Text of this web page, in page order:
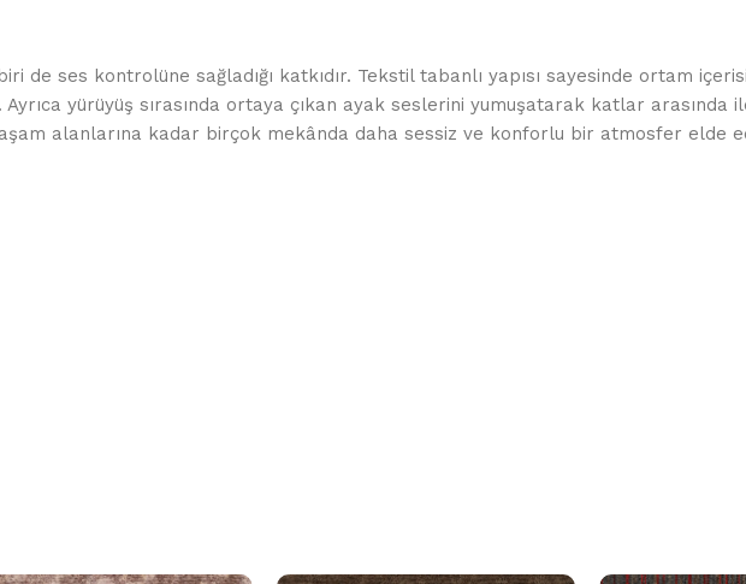
de ses kontrolüne sağladığı katkıdır. Tekstil tabanlı yapısı sayesinde ortam
yürüyüş sırasında ortaya çıkan ayak seslerini yumuşatarak katlar arasında
alanlarına kadar birçok mekânda daha sessiz ve konforlu bir atmosfer elde